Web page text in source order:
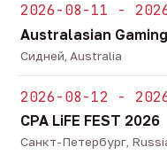
2026-08-11 -
Australasian
Сидней, Australia
2026-08-12 -
CPA LiFE FEST 2026
Санкт-Петербург,